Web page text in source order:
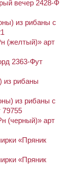
вечер 2428-Ф
из рибаны с
(желтый)» арт
2363-Фут
из рибаны
из рибаны с
79755
(черный)» арт
«Пряник
«Пряник